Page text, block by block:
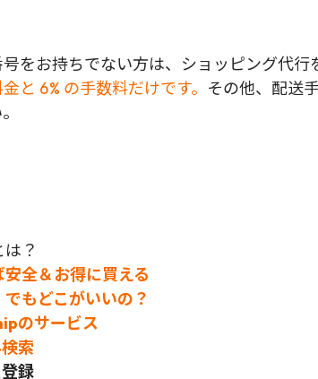
をお持ちでない方は、ショッピング代行
と 6% の手数料だけです。 その他、配送
？
全＆お得に買える
もどこがいいの？
のサービス
索
録